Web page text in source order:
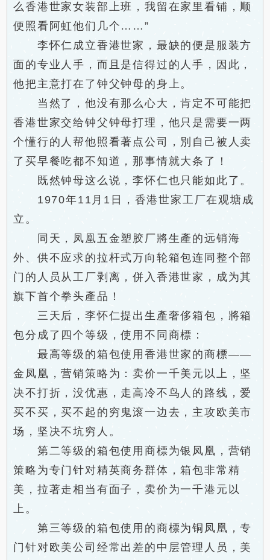
么香港世家女装部上班，我留在家里看铺，顺
便照看阿虹他们几个……”
李怀仁成立香港世家，最缺的便是服装方
面的专业人手，而且是信得过的人手，因此，
他把主意打在了钟父钟母的身上。
当然了，他没有那么心大，肯定不可能把
香港世家交给钟父钟母打理，他只是需要一两
个懂行的人帮他照看著点公司，別自己被人卖
了买早餐吃都不知道，那事情就大条了！
既然钟母这么说，李怀仁也只能如此了。
1970年11月1日，香港世家工厂在观塘成
立。
同天，凤凰五金塑胶厂將生產的远销海
外、供不应求的拉杆式万向轮箱包连同整个部
门的人员从工厂剥离，併入香港世家，成为其
旗下首个拳头產品！
三天后，李怀仁提出生產奢侈箱包，將箱
包分成了四个等级，使用不同商標：
最高等级的箱包使用香港世家的商標——
金凤凰，营销策略为：卖价一千美元以上，坚
决不打折，没优惠，走高冷不鸟人的路线，爱
买不买，买不起的穷鬼滚一边去，主攻欧美市
场，坚决不坑穷人。
第二等级的箱包使用商標为银凤凰，营销
策略为专门针对精英商务群体，箱包非常精
美，拉著走相当有面子，卖价为一千港元以
上。
第三等级的箱包使用的商標为铜凤凰，专
门针对欧美公司经常出差的中层管理人员，美